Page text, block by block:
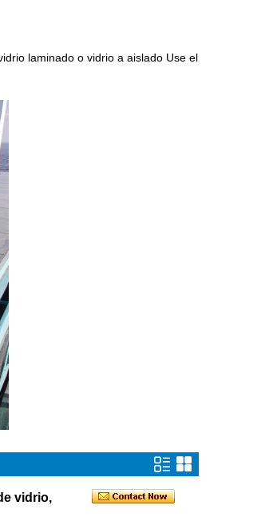
vidrio laminado o vidrio a aislado Use el
vidrio,